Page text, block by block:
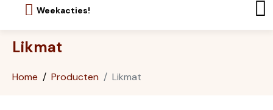
Weekacties!
Likmat
Home Producten Likmat